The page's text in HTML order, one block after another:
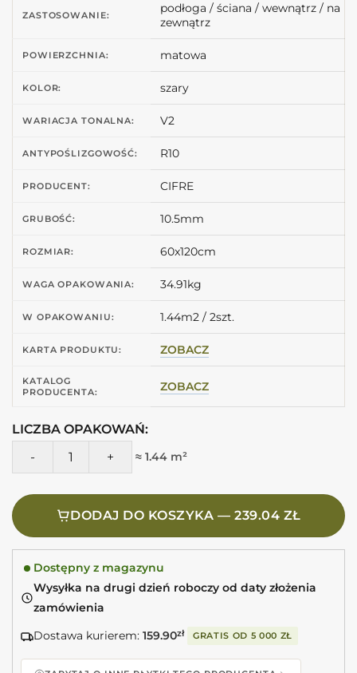
ZASTOSOWANIE:
podłoga / ściana / wewnątrz / na
zewnątrz
POWIERZCHNIA: matowa
KOLOR: szary
WARIACJA TONALNA: V2
ANTYPOŚLIZGOWOŚĆ: R10
PRODUCENT: CIFRE
GRUBOŚĆ: 10.5mm
ROZMIAR: 60x120cm
WAGA OPAKOWANIA: 34.91kg
W OPAKOWANIU: 1.44m2 / 2szt.
KARTA PRODUKTU: ZOBACZ
KATALOG
PRODUCENTA:
ZOBACZ
LICZBA OPAKOWAŃ:
ilość CIFRE Norwich Pearl N-Plus Rect. R10 60X120 Gres
≈ 1.44 m²
DODAJ DO KOSZYKA — 239.04 ZŁ
Dostępny z magazynu
Wysyłka na drugi dzień roboczy od daty złożenia
zamówienia
Dostawa kurierem: 159.90zł GRATIS OD 5 000 ZŁ